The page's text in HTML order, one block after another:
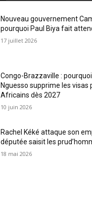
Nouveau gouvernement
pourquoi Paul Biya fait
17 juillet 2026
Congo-Brazzaville :
Nguesso supprime les visas
Africains dès 2027
10 juin 2026
Rachel Kéké attaque son
députée saisit les
18 mai 2026